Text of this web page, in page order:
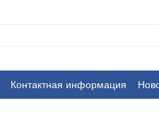
Контактная информация